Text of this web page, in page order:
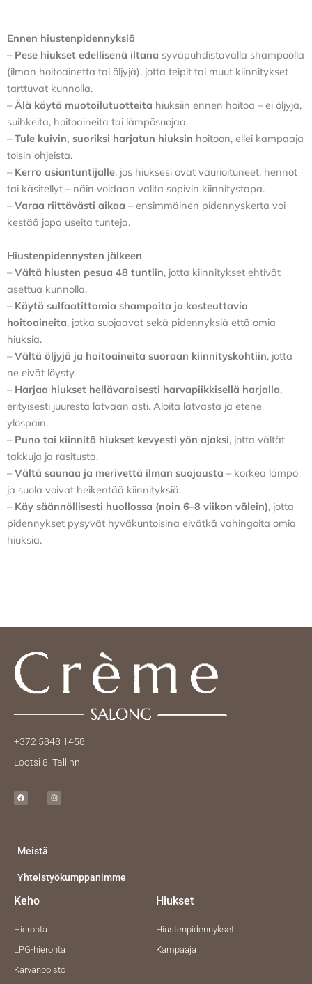
Ennen hiustenpidennyksiä
– Pese hiukset edellisenä iltana syväpuhdistavalla shampoolla
(ilman hoitoainetta tai öljyjä), jotta teipit tai muut kiinnitykset
tarttuvat kunnolla.
– Älä käytä muotoilutuotteita hiuksiin ennen hoitoa – ei öljyjä,
suihkeita, hoitoaineita tai lämpösuojaa.
– Tule kuivin, suoriksi harjatun hiuksin hoitoon, ellei kampaaja
toisin ohjeista.
– Kerro asiantuntijalle, jos hiuksesi ovat vaurioituneet, hennot
tai käsitellyt – näin voidaan valita sopivin kiinnitystapa.
– Varaa riittävästi aikaa – ensimmäinen pidennyskerta voi
kestää jopa useita tunteja.
Hiustenpidennysten jälkeen
– Vältä hiusten pesua 48 tuntiin, jotta kiinnitykset ehtivät
asettua kunnolla.
– Käytä sulfaatittomia shampoita ja kosteuttavia
hoitoaineita, jotka suojaavat sekä pidennyksiä että omia
hiuksia.
– Vältä öljyjä ja hoitoaineita suoraan kiinnityskohtiin, jotta
ne eivät löysty.
– Harjaa hiukset hellävaraisesti harvapiikkisellä harjalla,
erityisesti juuresta latvaan asti. Aloita latvasta ja etene
ylöspäin.
– Puno tai kiinnitä hiukset kevyesti yön ajaksi, jotta vältät
takkuja ja rasitusta.
– Vältä saunaa ja merivettä ilman suojausta – korkea lämpö
ja suola voivat heikentää kiinnityksiä.
– Käy säännöllisesti huollossa (noin 6–8 viikon välein), jotta
pidennykset pysyvät hyväkuntoisina eivätkä vahingoita omia
hiuksia.
+372 5848 1458
Lootsi 8, Tallinn
c
e
b
s
t
a
Meistä
Yhteistyökumppanimme
Keho
Hieronta
LPG-hieronta
Karvanpoisto
Hiukset
Hiustenpidennykset
Kampaaja